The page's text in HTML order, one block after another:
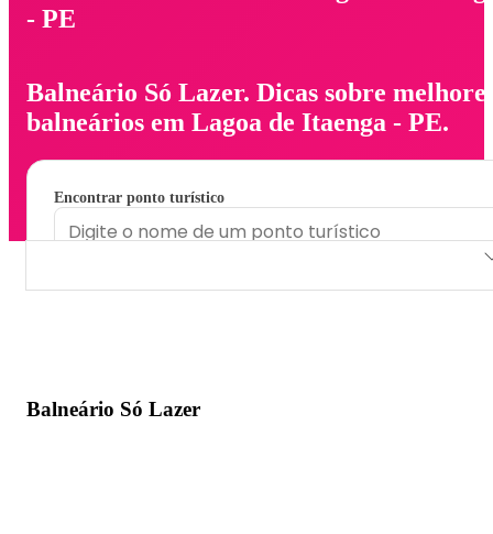
- PE
Balneário Só Lazer. Dicas sobre
balneários em Lagoa de Itaenga - PE.
Encontrar ponto turístico
Balneário Só Lazer